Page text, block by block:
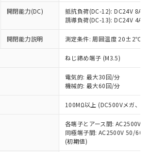
開閉能力(DC)
抵抗負荷(DC-12): DC24V 8A/
誘導負荷(DC-13): DC24V 4A/
開閉能力説明 測定条件: 周囲温度 20±2℃、
ねじ締め端子 (M3.5)
電気的: 最大30回/分
機械的: 最大60回/分
100MΩ以上 (DC500Vメガ、点
各端子とアース間: AC2500V
同極端子間: AC2500V 50/
(初期値)
をご了承ください。
状況および標準価格照会結果は、
している更新日時点での社内デー
基づき作成されるものであり、閲
れた時点での実際の在庫および標
格とは異なる場合があることをご
な納期状況および標準価格はお客
お取引先、またはお客様担当のオ
ン制御機器販売店・当社販売員に
ロン制御機器販売店や当社販売拠
販売ネットワーク
」をご確認
が、含有品と判明した場合などや
変更することがあります。
令（10物質）：
以下、 水銀(Hg) 1000ppm以下、 カド
1000ppm以下、ポリ臭化ビフェニル
以下、ポリ臭化ジフェニルエーテル類
以下、フタル酸ビス(2-エチルヘキシ
名：DOP) 1000ppm以下、フタル酸ブチ
（BBP） 1000ppm以下、フタル酸ジブチル
以下、フタル酸ジイソブチル
以下
指令で産業用監視および制御機器に対する
ステル類の４物質については閾値を超える意
がないことを確認しています。
超えていることを示します。
未確認です。当社販売部門へお問
ロム) : 1000ppm、 PBBs(ポリ臭化ビフェ
、 PBDEs(ポリ臭化ジフェニルエーテ
、
酸ジブチル) : 1000ppm、 DIBP(フタル酸ジ
) : 1000ppm、 BBP(フタル酸ブチルベンジ
、
ル酸ビス(2-エチルヘキシル)) : 1000ppm
は、これら貴社製品のうち、外国
および外国貿易法に定める商品
下｢規制貨物等」という）を輸出
は国外への提供する場合は、日本
府の輸出許可(または役務取引許
を取得するなどの必要な手続きを
は規制貨物を破棄する場合は、完
破砕するなど、違法に輸出されな
う必要な手段を講じます。
は貴社製品を、核兵器、ミサイ
化学兵器、生物兵器またはその他
並びにこれらの製造装置等に一切
説明
一定数以上の在庫あり
一定数には満たないが在庫あり
在庫なし(最新の在庫状況につ
いては、お客様のお取引先、ま
たはお客様担当のオムロン制御